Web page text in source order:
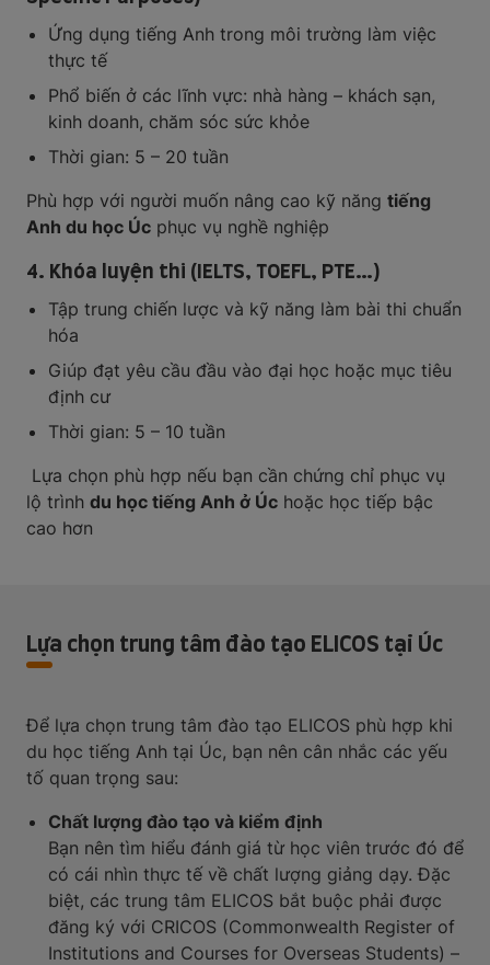
Ứng dụng tiếng Anh trong môi trường làm việc
thực tế
Phổ biến ở các lĩnh vực: nhà hàng – khách sạn,
kinh doanh, chăm sóc sức khỏe
Thời gian: 5 – 20 tuần
Phù hợp với người muốn nâng cao kỹ năng tiếng
Anh du học Úc phục vụ nghề nghiệp
4. Khóa luyện thi (IELTS, TOEFL, PTE…)
Tập trung chiến lược và kỹ năng làm bài thi chuẩn
hóa
Giúp đạt yêu cầu đầu vào đại học hoặc mục tiêu
định cư
Thời gian: 5 – 10 tuần
Lựa chọn phù hợp nếu bạn cần chứng chỉ phục vụ
lộ trình du học tiếng Anh ở Úc hoặc học tiếp bậc
cao hơn
Lựa chọn trung tâm đào tạo ELICOS tại Úc
Để lựa chọn trung tâm đào tạo ELICOS phù hợp khi
du học tiếng Anh tại Úc, bạn nên cân nhắc các yếu
tố quan trọng sau:
Chất lượng đào tạo và kiểm định
Bạn nên tìm hiểu đánh giá từ học viên trước đó để
có cái nhìn thực tế về chất lượng giảng dạy. Đặc
biệt, các trung tâm ELICOS bắt buộc phải được
đăng ký với CRICOS (Commonwealth Register of
Institutions and Courses for Overseas Students) –